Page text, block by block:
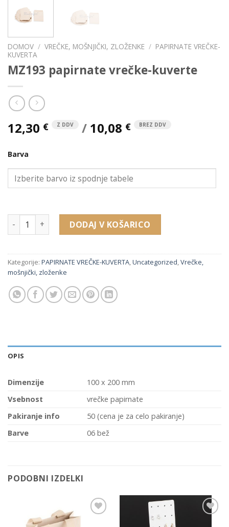
DOMOV / VREČKE, MOŠNJIČKI, ZLOŽENKE / PAPIRNATE VREČKE-
KUVERTA
MZ193 papirnate vrečke-kuverte
12,30 € Z DDV / 10,08 € BREZ DDV
Barva
MZ193 papirnate vrečke-kuverte količina
DODAJ V KOŠARICO
Kategorije: PAPIRNATE VREČKE-KUVERTA Uncategorized Vrečke,
mošnjički, zloženke
OPIS
Dimenzije
100 x 200 mm
Vsebnost
vrečke papirnate
Pakiranje info
50 (cena je za celo pakiranje)
Barve
06 bež
PODOBNI IZDELKI